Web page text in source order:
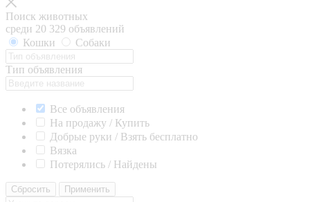
Поиск животных
среди 20 329 объявлений
Кошки
Собаки
Тип объявления
Все объявления
На продажу / Купить
Добрые руки / Взять бесплатно
Вязка
Потерялись / Найдены
Сбросить Применить